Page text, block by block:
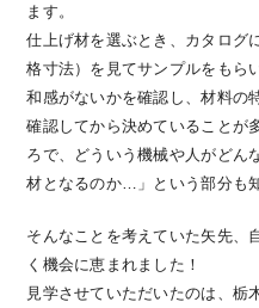
ます。
仕上げ材を選ぶとき、カタログ
格寸法）を見てサンプルをもら
和感がないかを確認し、材料の
確認してから決めていることが
ろで、どういう機械や人がどん
材となるのか…」という部分も
そんなことを考えていた矢先、
く機会に恵まれました！
見学させていただいたのは、栃